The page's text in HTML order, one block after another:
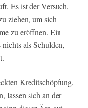
Es ist der Versuch,
ziehen, um sich
zu eröffnen. Ein
nichts als Schulden,
Kreditschöpfung,
lassen sich an der